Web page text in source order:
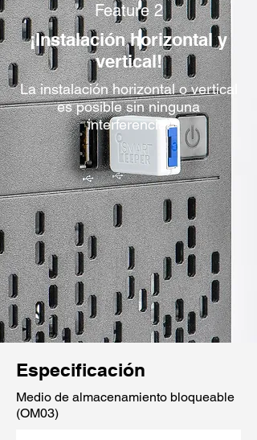
Feature 2
¡Instalación horizontal y
vertical!
La instalación horizontal o vertical
es posible sin ninguna
interferencia.
Especificación
Medio de almacenamiento bloqueable
(OM03)